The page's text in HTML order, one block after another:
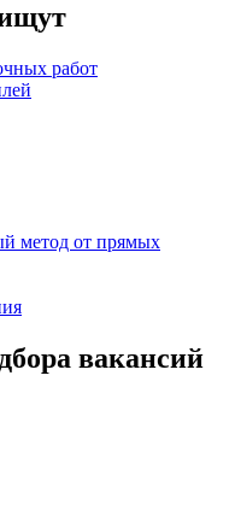
работ
метод от прямых
вакансий